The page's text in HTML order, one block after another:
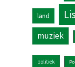
land
muziek
politiek